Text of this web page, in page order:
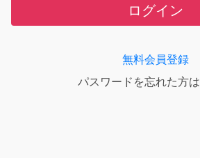
ログイン
無料会員登録
パスワードを忘れた方は